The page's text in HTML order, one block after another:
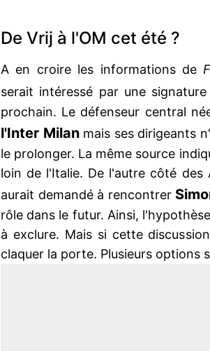
De Vrij à l'OM cet été ?
A en croire les informations de
serait intéressé par une
prochain. Le défenseur central
l'Inter Milanmais ses dirigeants
le prolonger. La même source
loin de l'Italie. De l'autre côté des
aurait demandé à rencontrer
rôle dans le futur. Ainsi,
à exclure. Mais si cette
claquer la porte. Plusieurs options